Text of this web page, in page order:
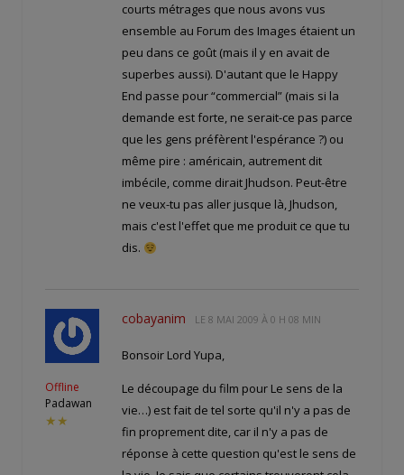
courts métrages que nous avons vus
ensemble au Forum des Images étaient un
peu dans ce goût (mais il y en avait de
superbes aussi). D'autant que le Happy
End passe pour “commercial” (mais si la
demande est forte, ne serait-ce pas parce
que les gens préfèrent l'espérance ?) ou
même pire : américain, autrement dit
imbécile, comme dirait Jhudson. Peut-être
ne veux-tu pas aller jusque là, Jhudson,
mais c'est l'effet que me produit ce que tu
dis.
Offline
Padawan
★★
cobayanim LE 8 MAI 2009 À 0 H 08 MIN
Bonsoir Lord Yupa,
Le découpage du film pour Le sens de la
vie…) est fait de tel sorte qu'il n'y a pas de
fin proprement dite, car il n'y a pas de
réponse à cette question qu'est le sens de